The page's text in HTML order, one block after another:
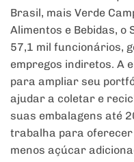
Brasil, mais Verde
Alimentos e Bebidas, o
57,1 mil funcionários,
empregos indiretos. A
para ampliar seu
ajudar a coletar e
suas embalagens até
trabalha para oferecer
menos açúcar